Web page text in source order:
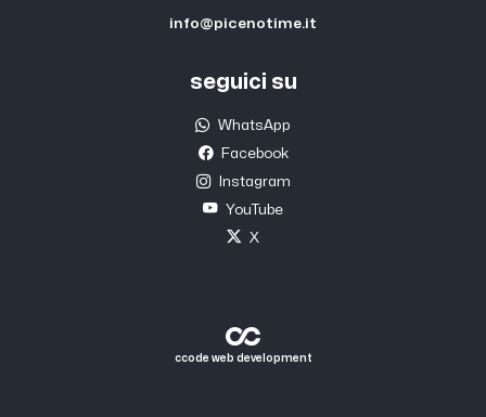
info@picenotime.it
seguici su
WhatsApp
Facebook
Instagram
YouTube
X
ccode web development